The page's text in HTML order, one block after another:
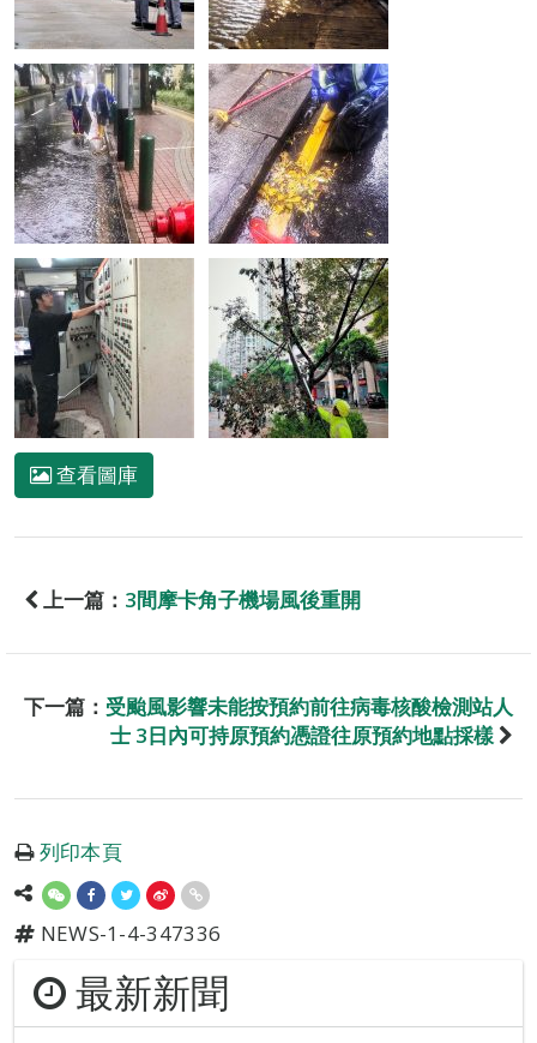
查看圖庫
上一篇： 3間摩卡角子機場風後重開
下一篇： 受颱風影響未能按預約前往病毒核酸檢測站人
士 3日內可持原預約憑證往原預約地點採樣
列印本頁
NEWS-1-4-347336
最新新聞